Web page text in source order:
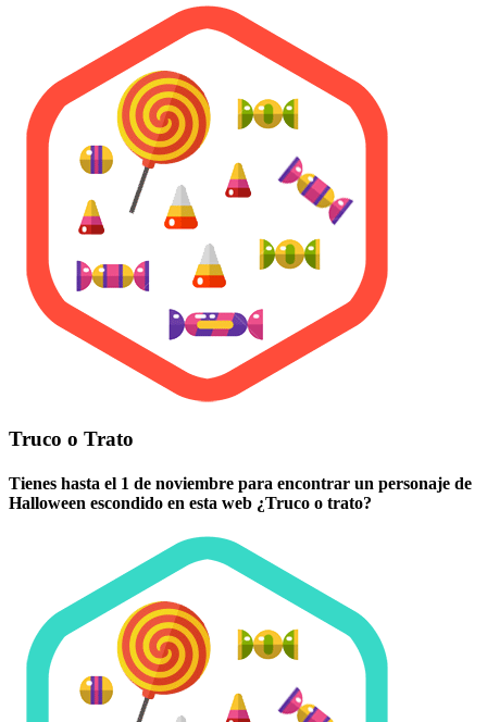
Truco o Trato
Tienes hasta el 1 de noviembre para encontrar un personaje de
Halloween escondido en esta web ¿Truco o trato?